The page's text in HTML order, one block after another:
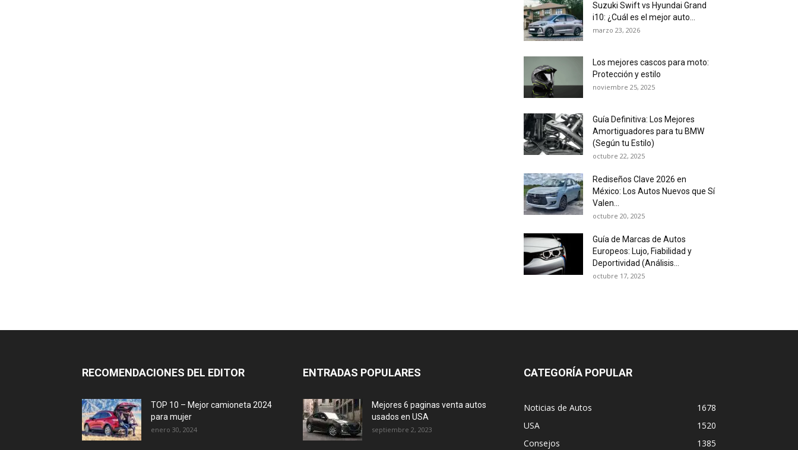
Suzuki Swift vs Hyundai Grand
i10: ¿Cuál es el mejor auto...
marzo 23, 2026
Los mejores cascos para moto:
Protección y estilo
noviembre 25, 2025
Guía Definitiva: Los Mejores
Amortiguadores para tu BMW
(Según tu Estilo)
octubre 22, 2025
Rediseños Clave 2026 en
México: Los Autos Nuevos que Sí
Valen...
octubre 20, 2025
Guía de Marcas de Autos
Europeos: Lujo, Fiabilidad y
Deportividad (Análisis...
octubre 17, 2025
RECOMENDACIONES DEL EDITOR
TOP 10 – Mejor camioneta 2024
para mujer
enero 30, 2024
ENTRADAS POPULARES
Mejores 6 paginas venta autos
usados en USA
septiembre 2, 2023
CATEGORÍA POPULAR
Noticias de Autos
1678
USA
1520
Consejos
1385